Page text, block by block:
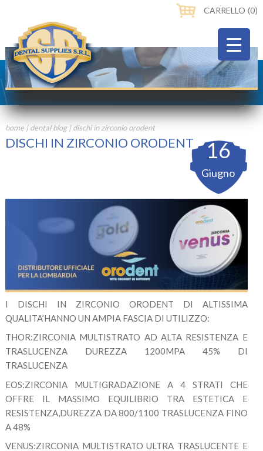
CARRELLO ⟨0⟩
home|dental blog|dischi in zirconio orodent
DISCHI IN ZIRCONIO ORODENT 16
Giugno
I DISCHI IN ZIRCONIO ORODENT DI ALTISSIMA
QUALITA’HANNO UN AMPIA FASCIA DI UTILIZZO:
THOR:ZIRCONIA MULTISTRATO AD ALTA RESISTENZA E
TRASLUCENZA DUREZZA 1200MPA 45% DI
TRASLUCENZA
EOS:ZIRCONIA MULTIGRADAZIONE A 4 STRATI CHE
OFFRE IL MASSIMO EQUILIBRIO TRA ESTETICA E
RESISTENZA,DUREZZA DA 800/1100 TRASLUCENZA FINO
A 48%
VENUS:ZIRCONIA MULTISTRATO ULTRA TRASLUCENTE E